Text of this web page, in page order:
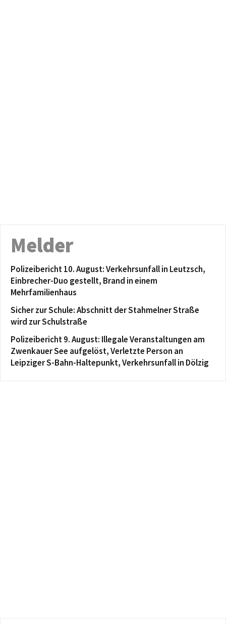
Melder
Polizeibericht 10. August: Verkehrsunfall in Leutzsch,
Einbrecher-Duo gestellt, Brand in einem
Mehrfamilienhaus
Sicher zur Schule: Abschnitt der Stahmelner Straße
wird zur Schulstraße
Polizeibericht 9. August: Illegale Veranstaltungen am
Zwenkauer See aufgelöst, Verletzte Person an
Leipziger S-Bahn-Haltepunkt, Verkehrsunfall in Dölzig